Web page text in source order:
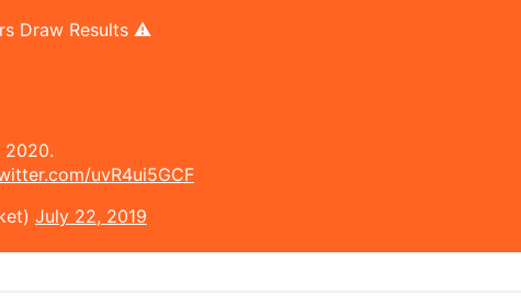
Draw Results ⚠
2020.
uvR4ui5GCF
July 22, 2019